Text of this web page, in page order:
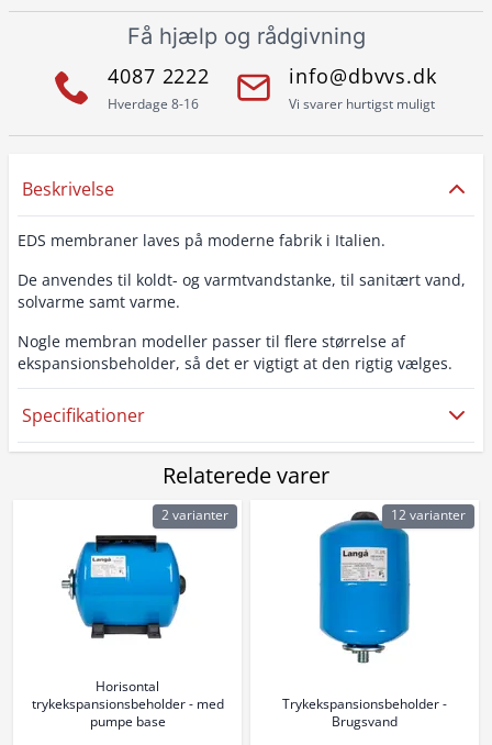
Få hjælp og rådgivning
4087 2222
Hverdage 8-16
info@dbvvs.dk
Vi svarer hurtigst muligt
Beskrivelse
EDS membraner laves på moderne fabrik i Italien.
De anvendes til koldt- og varmtvandstanke, til sanitært vand,
solvarme samt varme.
Nogle membran modeller passer til flere størrelse af
ekspansionsbeholder, så det er vigtigt at den rigtig vælges.
Specifikationer
Relaterede varer
Horisontal
trykekspansionsbeholder - med
pumpe base
2 varianter
Trykekspansionsbeholder -
Brugsvand
12 varianter